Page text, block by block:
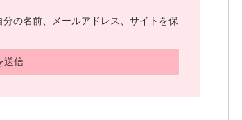
の名前、メールアドレス、サイトを保